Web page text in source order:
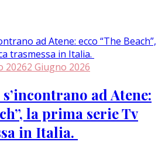
20262 Giugno 2026
ad Atene:
la prima serie Tv
in Italia.